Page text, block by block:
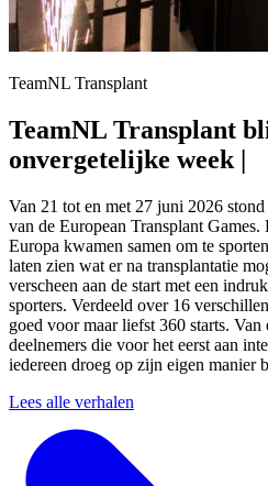
TeamNL Transplant
TeamNL Transplant
onvergetelijke week in
Van 21 tot en met 27 juni 2026
van de European Transplant
Europa kwamen samen om te
laten zien wat er na transplantatie
verscheen aan de start met een
sporters. Verdeeld over 16
goed voor maar liefst 360 starts.
deelnemers die voor het eerst aan
iedereen droeg op zijn eigen manier
Lees alle verhalen